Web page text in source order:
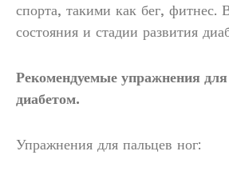
спорта, такими как бег, фитнес.
состояния и стадии развития
Рекомендуемые упражнения
диабетом.
Упражнения для пальцев ног: